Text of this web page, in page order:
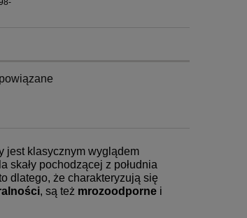
jest klasycznym wyglądem
skały pochodzącej z południa
dlatego, że charakteryzują się
, są też mrozoodporne i